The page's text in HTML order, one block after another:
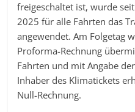
freigeschaltet ist, wurde
2025 für alle Fahrten das
angewendet. Am Folgetag
Proforma-Rechnung
Fahrten und mit Angabe
Inhaber des Klimatickets
Null-Rechnung.